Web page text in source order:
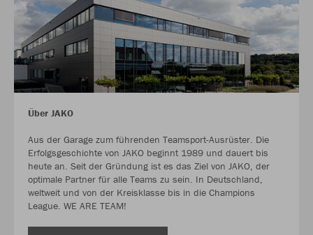
Über JAKO
Aus der Garage zum führenden Teamsport-Ausrüster. Die
Erfolgsgeschichte von JAKO beginnt 1989 und dauert bis
heute an. Seit der Gründung ist es das Ziel von JAKO, der
optimale Partner für alle Teams zu sein. In Deutschland,
weltweit und von der Kreisklasse bis in die Champions
League. WE ARE TEAM!